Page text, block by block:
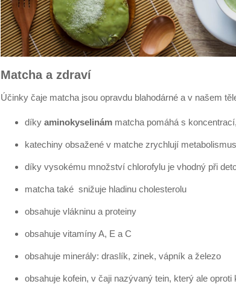
Matcha a zdraví
Účinky čaje matcha jsou opravdu blahodárné a v našem
díky aminokyselinám matcha pomáhá s
katechiny obsažené v matche zrychlují
díky vysokému množství chlorofylu je vhodný při
matcha také snižuje hladinu cholesterolu
obsahuje vlákninu a proteiny
obsahuje vitamíny A, E a C
obsahuje minerály: draslík, zinek, vápník a železo
obsahuje kofein, v čaji nazývaný tein, který ale